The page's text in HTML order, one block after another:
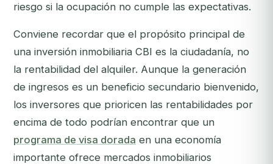
riesgo si la ocupación no cumple las expectativas.
Conviene recordar que el propósito principal de
una inversión inmobiliaria CBI es la ciudadanía, no
la rentabilidad del alquiler. Aunque la generación
de ingresos es un beneficio secundario bienvenido,
los inversores que prioricen las rentabilidades por
encima de todo podrían encontrar que un
programa de visa dorada en una economía
importante ofrece mercados inmobiliarios